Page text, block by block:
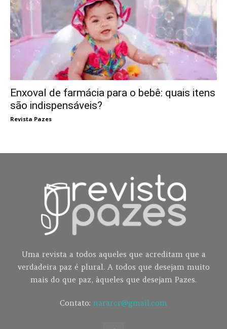
Enxoval de farmácia para o bebê: quais itens
são indispensáveis?
Revista Pazes
Uma revista a todos aqueles que acreditam que a
verdadeira paz é plural. A todos que desejam muito
mais do que paz, àqueles que desejam Pazes.
Contato: nararcr@gmail.com